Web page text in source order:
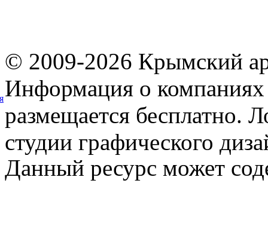
© 2009-2026 Крымский
Информация о компаниях
размещается бесплатно.
студии графического
Данный ресурс может